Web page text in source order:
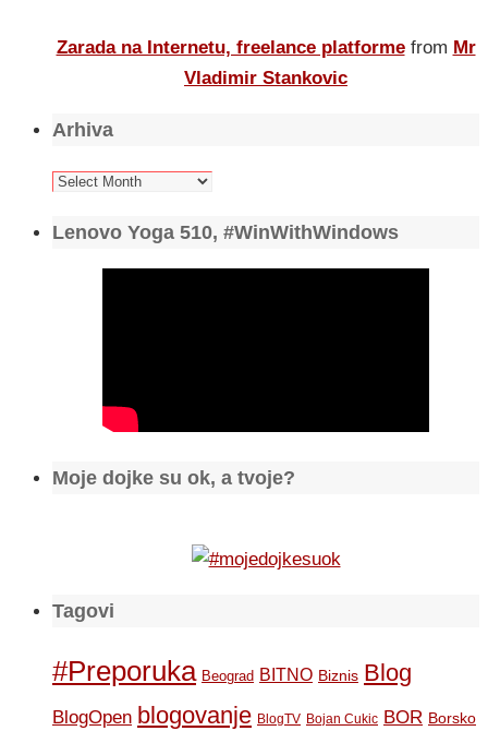
Zarada na Internetu, freelance platforme from Mr
Vladimir Stankovic
Arhiva
Arhiva
Lenovo Yoga 510, #WinWithWindows
Moje dojke su ok, a tvoje?
Tagovi
#Preporuka Beograd BITNO Biznis Blog
BlogOpen blogovanje BlogTV Bojan Cukic BOR Borsko